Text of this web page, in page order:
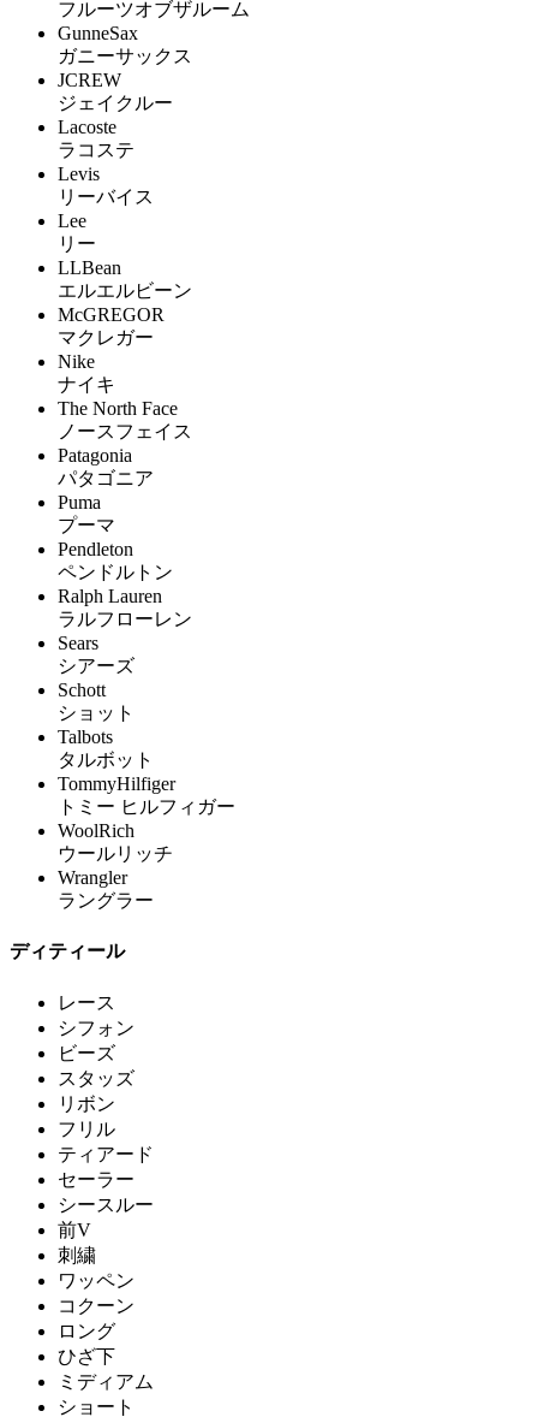
フルーツオブザルーム
GunneSax
ガニーサックス
JCREW
ジェイクルー
Lacoste
ラコステ
Levis
リーバイス
Lee
リー
LLBean
エルエルビーン
McGREGOR
マクレガー
Nike
ナイキ
The North Face
ノースフェイス
Patagonia
パタゴニア
Puma
プーマ
Pendleton
ペンドルトン
Ralph Lauren
ラルフローレン
Sears
シアーズ
Schott
ショット
Talbots
タルボット
TommyHilfiger
トミー ヒルフィガー
WoolRich
ウールリッチ
Wrangler
ラングラー
ディティール
レース
シフォン
ビーズ
スタッズ
リボン
フリル
ティアード
セーラー
シースルー
前V
刺繍
ワッペン
コクーン
ロング
ひざ下
ミディアム
ショート